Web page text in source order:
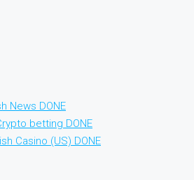
News DONE
betting DONE
Casino (US) DONE